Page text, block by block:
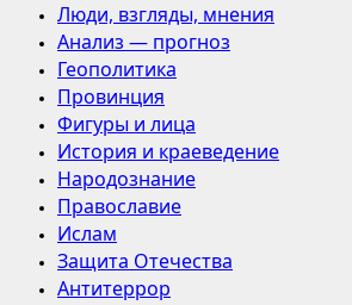
Люди, взгляды, мнения
Анализ — прогноз
Геополитика
Провинция
Фигуры и лица
История и краеведение
Народознание
Православие
Ислам
Защита Отечества
Антитеррор